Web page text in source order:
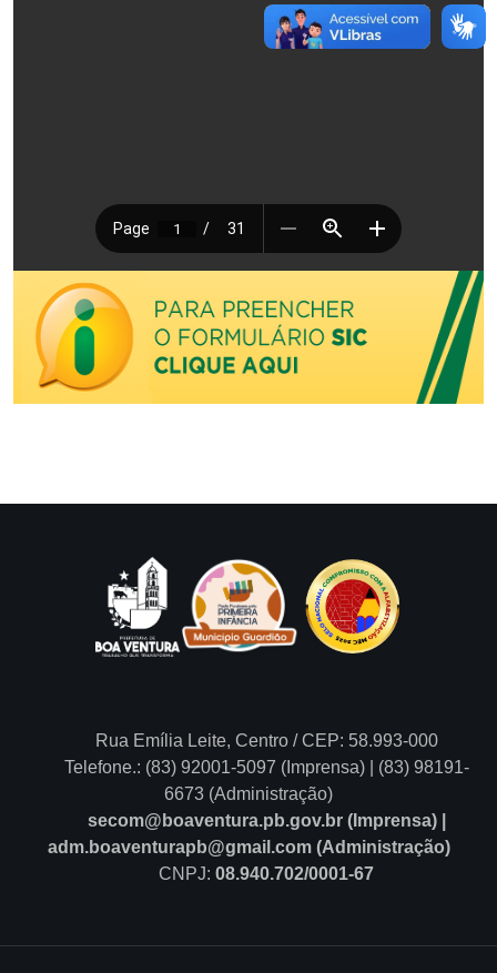
Rua Emília Leite, Centro / CEP: 58.993-000
Telefone.: (83) 92001-5097 (Imprensa) | (83) 98191-
6673 (Administração)
secom@boaventura.pb.gov.br (Imprensa) |
adm.boaventurapb@gmail.com (Administração)
CNPJ: 08.940.702/0001-67